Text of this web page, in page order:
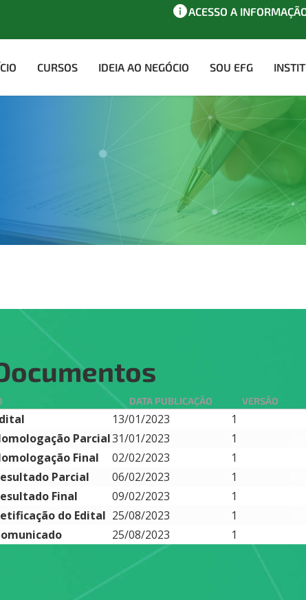
ACESSO A
CURSOS IDEIA AO NEGÓCIO SOU EFG
DATA PUBLICAÇÃO VERSÃO
13/01/2023 1
Parcial31/01/2023 1
Final
02/02/2023 1
Parcial
06/02/2023 1
Final
09/02/2023 1
do Edital 25/08/2023 1
25/08/2023 1